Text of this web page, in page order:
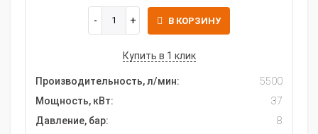
В КОРЗИНУ
Купить в 1 клик
Производительность, л/мин:
5500
Мощность, кВт:
37
Давление, бар:
8